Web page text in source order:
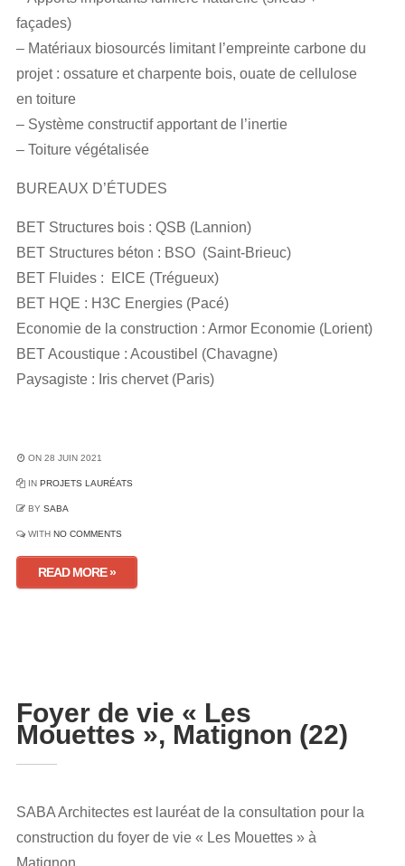
façades)
– Matériaux biosourcés limitant l’empreinte carbone du
projet : ossature et charpente bois, ouate de cellulose
en toiture
– Système constructif apportant de l’inertie
– Toiture végétalisée
BUREAUX D’ÉTUDES
BET Structures bois : QSB (Lannion)
BET Structures béton : BSO (Saint-Brieuc)
BET Fluides : EICE (Trégueux)
BET HQE : H3C Energies (Pacé)
Economie de la construction : Armor Economie (Lorient)
BET Acoustique : Acoustibel (Chavagne)
Paysagiste : Iris chervet (Paris)
ON 28 JUIN 2021
IN PROJETS LAURÉATS
BY SABA
WITH NO COMMENTS
READ MORE »
Foyer de vie « Les
Mouettes », Matignon (22)
SABA Architectes est lauréat de la consultation pour la
construction du foyer de vie « Les Mouettes » à